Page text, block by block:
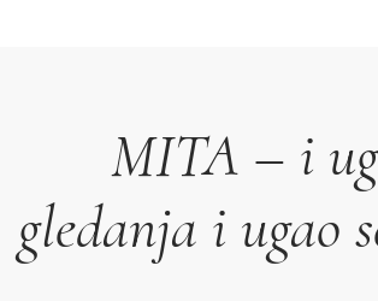
MITA – i
gledanja i ugao